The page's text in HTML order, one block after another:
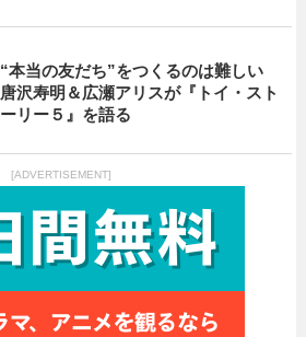
“本当の友だち”をつくるのは難しい
唐沢寿明＆広瀬アリスが『トイ・スト
ーリー５』を語る
[ADVERTISEMENT]